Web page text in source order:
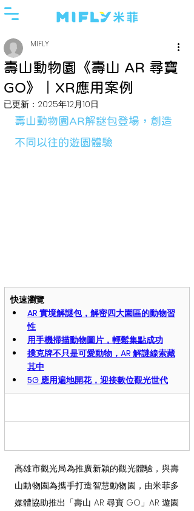
壽山動物園《壽山 AR 尋寶
GO》｜XR應用案例
MIFLY
已更新： 2025年12月10日
壽山動物園AR解謎包登場，創造
不同以往的遊園體驗
​快速瀏覽
AR 實境解謎包，解密四大園區的動物習
性
用手機掃描動物圖片，輕鬆集點成功
撲克牌不只是可愛動物，AR 解謎線索藏
其中
5G 應用遍地開花，迎接數位觀光世代
高雄市觀光局為推廣新穎的觀光體驗，與壽
山動物園為攜手打造智慧動物園，由米菲多
媒體協助推出「壽山 AR 尋寶 GO」AR 遊園